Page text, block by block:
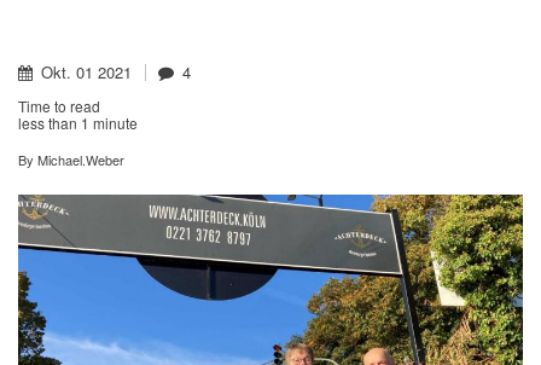
Okt. 01 2021 4
Time to read
less than 1 minute
By Michael.Weber